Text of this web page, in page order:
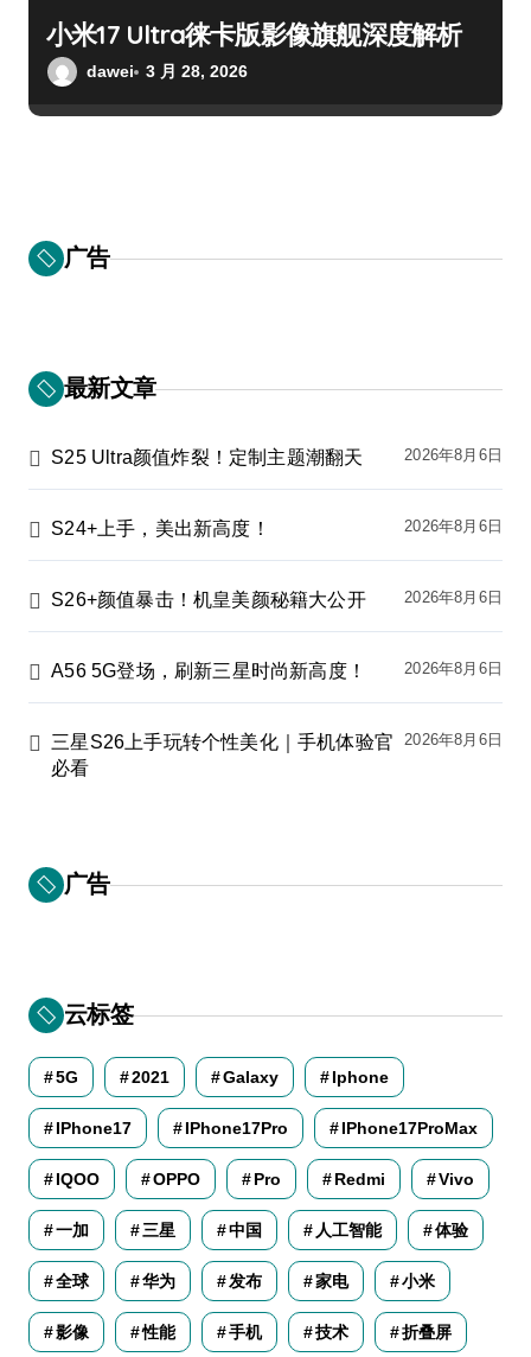
小米17 Ultra徕卡版影像旗舰深度解析
dawei 3 月 28, 2026
广告
最新文章
S25 Ultra颜值炸裂！定制主题潮翻天 2026年8月6日
S24+上手，美出新高度！ 2026年8月6日
S26+颜值暴击！机皇美颜秘籍大公开 2026年8月6日
A56 5G登场，刷新三星时尚新高度！ 2026年8月6日
三星S26上手玩转个性美化｜手机体验官
必看
2026年8月6日
广告
云标签
5G 2021 Galaxy Iphone
IPhone17 IPhone17Pro IPhone17ProMax
IQOO OPPO Pro Redmi Vivo
一加 三星 中国 人工智能 体验
全球 华为 发布 家电 小米
影像 性能 手机 技术 折叠屏